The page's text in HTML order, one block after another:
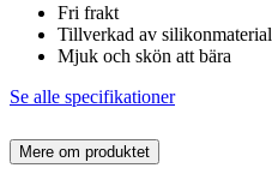
Fri frakt
Tillverkad av silikonmaterial
Mjuk och skön att bära
Se alle specifikationer
Mere om produktet